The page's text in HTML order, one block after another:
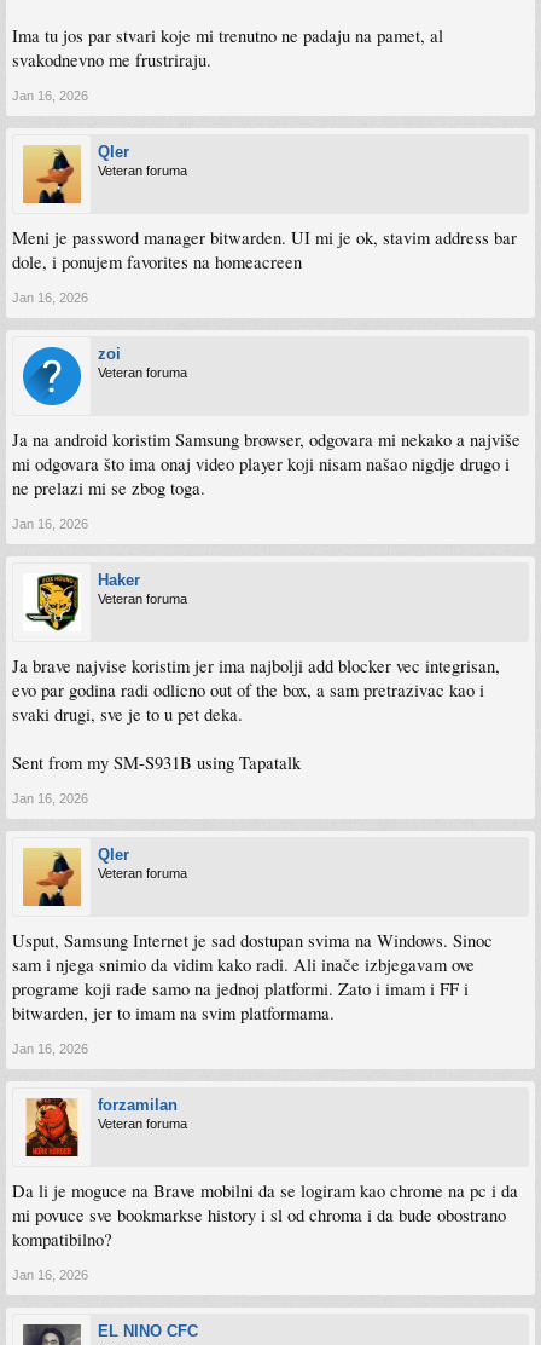
Ima tu jos par stvari koje mi trenutno ne padaju na pamet, al
svakodnevno me frustriraju.
Jan 16, 2026
Qler
Veteran foruma
Meni je password manager bitwarden. UI mi je ok, stavim address bar
dole, i ponujem favorites na homeacreen
Jan 16, 2026
zoi
Veteran foruma
Ja na android koristim Samsung browser, odgovara mi nekako a najviše
mi odgovara što ima onaj video player koji nisam našao nigdje drugo i
ne prelazi mi se zbog toga.
Jan 16, 2026
Haker
Veteran foruma
Ja brave najvise koristim jer ima najbolji add blocker vec integrisan,
evo par godina radi odlicno out of the box, a sam pretrazivac kao i
svaki drugi, sve je to u pet deka.
Sent from my SM-S931B using Tapatalk
Jan 16, 2026
Qler
Veteran foruma
Usput, Samsung Internet je sad dostupan svima na Windows. Sinoc
sam i njega snimio da vidim kako radi. Ali inače izbjegavam ove
programe koji rade samo na jednoj platformi. Zato i imam i FF i
bitwarden, jer to imam na svim platformama.
Jan 16, 2026
forzamilan
Veteran foruma
Da li je moguce na Brave mobilni da se logiram kao chrome na pc i da
mi povuce sve bookmarkse history i sl od chroma i da bude obostrano
kompatibilno?
Jan 16, 2026
EL NINO CFC